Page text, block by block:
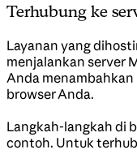
Terhubung ke
Layanan yang
menjalankan server
Anda menambahkan
browser Anda.
Langkah-langkah di
contoh. Untuk